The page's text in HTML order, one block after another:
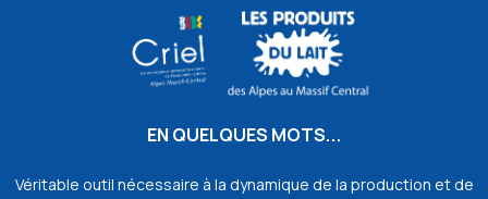
EN QUELQUES MOTS...
Véritable outil nécessaire à la dynamique de la production et de